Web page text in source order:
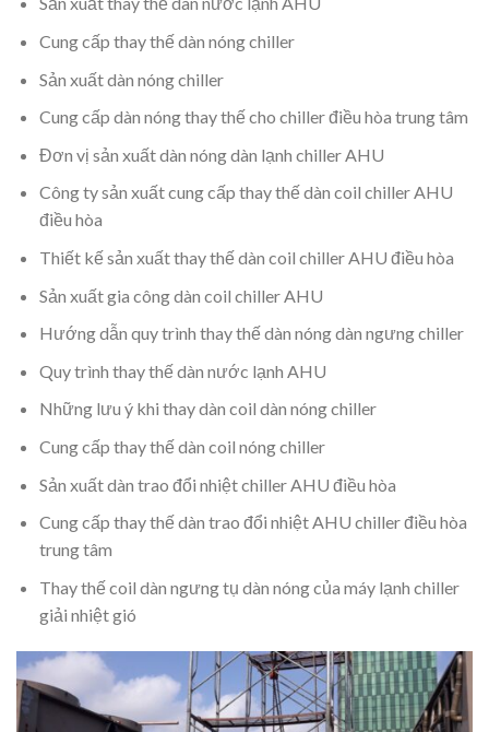
Cung cấp thay thế dàn nóng chiller
Sản xuất dàn nóng chiller
Cung cấp dàn nóng thay thế cho chiller điều hòa trung tâm
Đơn vị sản xuất dàn nóng dàn lạnh chiller AHU
Công ty sản xuất cung cấp thay thế dàn coil chiller AHU
điều hòa
Thiết kế sản xuất thay thế dàn coil chiller AHU điều hòa
Sản xuất gia công dàn coil chiller AHU
Hướng dẫn quy trình thay thế dàn nóng dàn ngưng chiller
Quy trình thay thế dàn nước lạnh AHU
Những lưu ý khi thay dàn coil dàn nóng chiller
Cung cấp thay thế dàn coil nóng chiller
Sản xuất dàn trao đổi nhiệt chiller AHU điều hòa
Cung cấp thay thế dàn trao đổi nhiệt AHU chiller điều hòa
trung tâm
Thay thế coil dàn ngưng tụ dàn nóng của máy lạnh chiller
giải nhiệt gió